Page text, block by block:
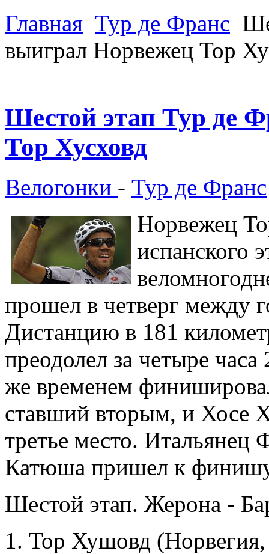
Главная Тур де Франс
выиграл Норвежец Тор
Шестой этап Тур де
Тор Хусховд
Велогонки - Тур де Франс
Норвежец
испанского
прошел в четверг между
Дистанцию в 181
преодолел за четыре
же временем
ставший вторым, и Хосе
третье место.
Катюша пришел к
Шестой этап. Жерона -
1. Тор Хушовд